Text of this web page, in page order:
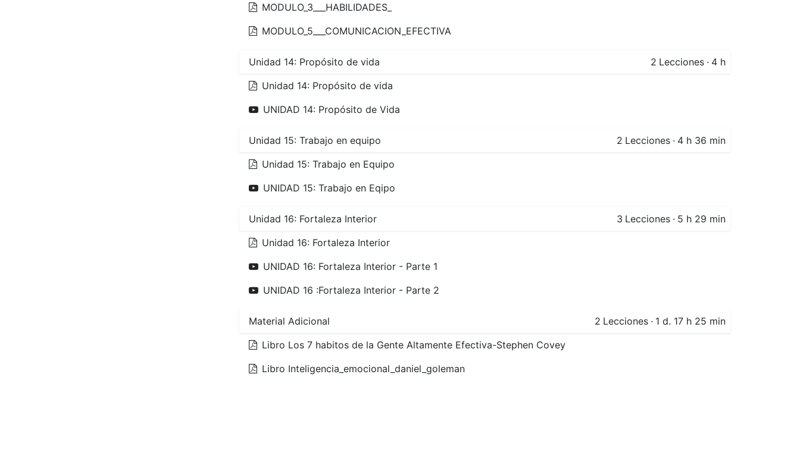
MODULO_3___HABILIDADES_
MODULO_5___COMUNICACION_EFECTIVA
Unidad 14: Propósito de vida 2 Lecciones · 4 h
Unidad 14: Propósito de vida
UNIDAD 14: Propósito de Vida
Unidad 15: Trabajo en equipo 2 Lecciones · 4 h 36 min
Unidad 15: Trabajo en Equipo
UNIDAD 15: Trabajo en Eqipo
Unidad 16: Fortaleza Interior 3 Lecciones · 5 h 29 min
Unidad 16: Fortaleza Interior
UNIDAD 16: Fortaleza Interior - Parte 1
UNIDAD 16 :Fortaleza Interior - Parte 2
Material Adicional 2 Lecciones · 1 d. 17 h 25 min
Libro Los 7 habitos de la Gente Altamente Efectiva-Stephen Covey
Libro Inteligencia_emocional_daniel_goleman